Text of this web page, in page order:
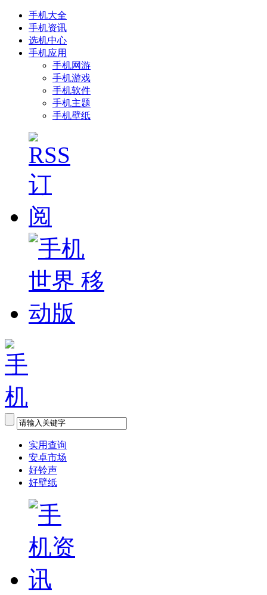
手机大全
手机资讯
选机中心
手机应用
手机网游
手机游戏
手机软件
手机主题
手机壁纸
实用查询
安卓市场
好铃声
好壁纸